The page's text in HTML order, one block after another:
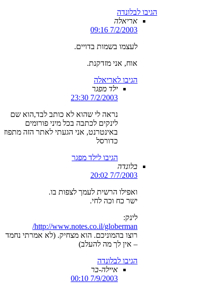
הגיבו לבלונדה
אריאלה
7/2/2003 09:16
לעצמו בשמות בדויים.
אוח, אני מזדקנת.
הגיבו לאריאלה
ילד מפגר
7/2/2003 23:30
נראה לי שהוא לא כותב לבד,הוא שם
לינקים לכתבה בכל מיני פורומים
באינטרנט, אני הגעתי לאתר הזה מתפוז
כדורסל
הגיבו לילד מפגר
בלונדה
7/7/2003 20:02
ואפילו הרשית לעמך לצפות בו.
ישר כח וכה לחי.
לינק:
http://www.notes.co.il/globerman/
רוצו בהמוניכם. הוא מצחיק. (לא אמרתי נחמד
– אין לך מה להעלב)
הגיבו לבלונדה
איילה-בר
7/9/2003 00:10